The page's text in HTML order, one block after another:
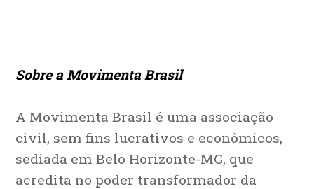
Sobre a Movimenta Brasil
A Movimenta Brasil é uma associação
civil, sem fins lucrativos e econômicos,
sediada em Belo Horizonte-MG, que
acredita no poder transformador da